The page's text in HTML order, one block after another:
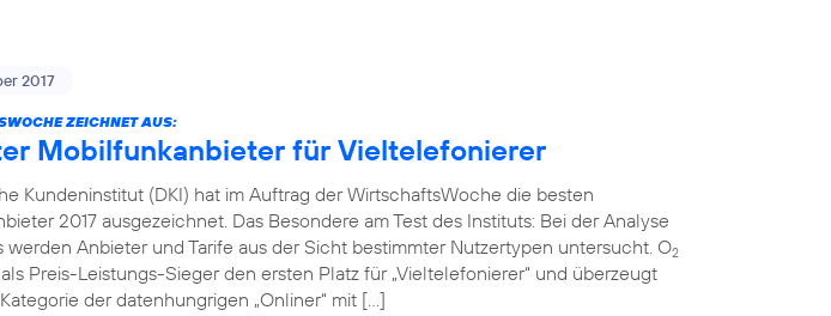
2017
ZEICHNET AUS:
Mobilfunkanbieter für Vieltelefonierer
Kundeninstitut (DKI) hat im Auftrag der WirtschaftsWoche die besten
2017 ausgezeichnet. Das Besondere am Test des Instituts: Bei der Analyse
werden Anbieter und Tarife aus der Sicht bestimmter Nutzertypen untersucht. O2
Preis-Leistungs-Sieger den ersten Platz für „Vieltelefonierer“ und überzeugt
der datenhungrigen „Onliner“ mit […]